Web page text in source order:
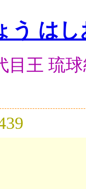
はし
目王 琉